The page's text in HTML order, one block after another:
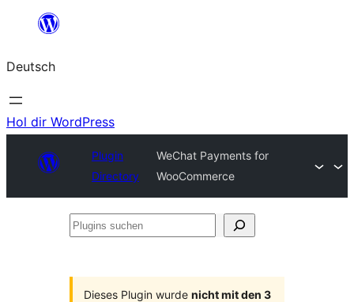
springen
Deutsch
Hol dir WordPress
Plugin
Directory
WeChat Payments for
WooCommerce
Plugins
Dieses Plugin wurde nicht mit den 3